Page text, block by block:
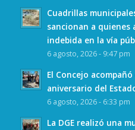
Cuadrillas
sancionan a quienes
indebida en la vía
6 agosto, 2026 - 9:47 pm
El Concejo
aniversario del
6 agosto, 2026 - 6:33 pm
La DGE realizó una